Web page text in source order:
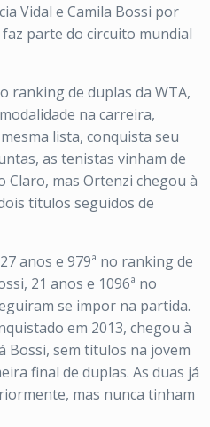
Vidal e Camila Bossi por
parte do circuito mundial
ranking de duplas da WTA,
na carreira,
lista, conquista seu
as tenistas vinham de
Claro, mas Ortenzi chegou à
títulos seguidos de
anos e 979ª no ranking de
21 anos e 1096ª no
se impor na partida.
em 2013, chegou à
Bossi, sem títulos na jovem
final de duplas. As duas já
mas nunca tinham